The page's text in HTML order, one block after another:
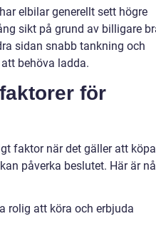
elbilar generellt sett högre
sikt på grund av billigare
sidan snabb tankning och
behöva ladda.
för
faktor när det gäller att
påverka beslutet. Här är
rolig att köra och erbjuda